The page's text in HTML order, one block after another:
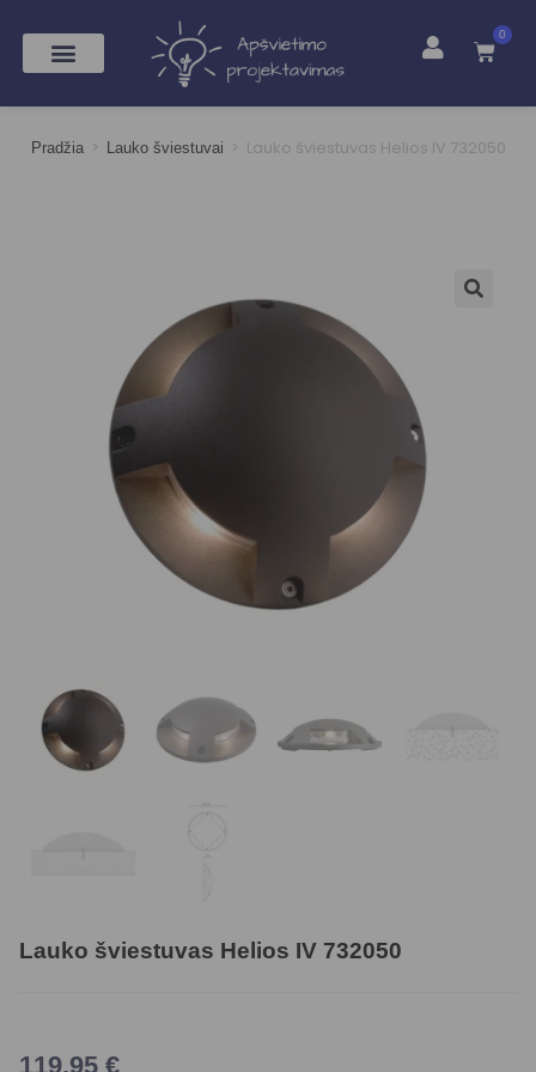
0
Pradžia > Lauko šviestuvai > Lauko šviestuvas Helios IV 732050
Lauko šviestuvas Helios IV 732050
119,95 €